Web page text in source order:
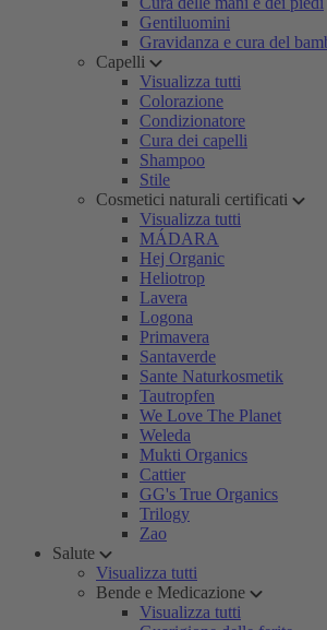
Gentiluomini
Gravidanza e cura del
Capelli
Visualizza tutti
Colorazione
Condizionatore
Cura dei capelli
Shampoo
Stile
Cosmetici naturali certificati
Visualizza tutti
MÁDARA
Hej Organic
Heliotrop
Lavera
Logona
Primavera
Santaverde
Sante Naturkosmetik
Tautropfen
We Love The Planet
Weleda
Mukti Organics
Cattier
GG's True Organics
Trilogy
Zao
Salute
Visualizza tutti
Bende e Medicazione
Visualizza tutti